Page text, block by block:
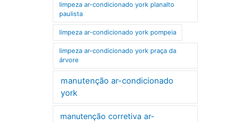
limpeza ar-condicionado york planalto
paulista
limpeza ar-condicionado york pompeia
limpeza ar-condicionado york praça da
árvore
manutenção ar-condicionado
york
manutenção corretiva ar-